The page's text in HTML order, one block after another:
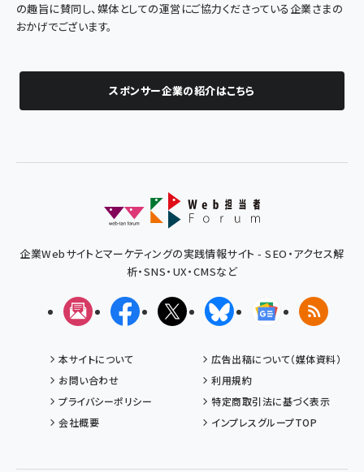
の趣旨に賛同し、媒体としての運営にご協力くださっている企業さまの
おかげでございます。
スポンサー企業の紹介はこちら
企業Webサイトとマーケティングの実践情報サイト - SEO・アクセス解
析・SNS・UX・CMSなど
メルマガFacebookX(エックス)BlueskyGoogleニュ
RSS
本サイトについて
広告出稿について（媒体資料）
お問い合わせ
利用規約
プライバシーポリシー
特定商取引法に基づく表示
会社概要
インプレスグループTOP